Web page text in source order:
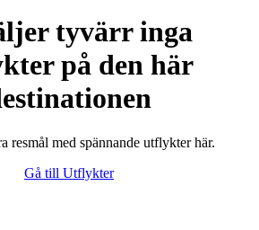
tyvärr inga
på den här
resmål med spännande utflykter här.
Gå till Utflykter